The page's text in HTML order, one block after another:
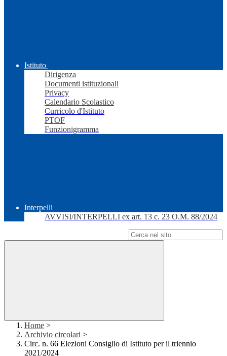
Istituto
Dirigenza
Documenti istituzionali
Privacy
Calendario Scolastico
Curricolo d'Istituto
PTOF
Funzionigramma
Interpelli
AVVISI/INTERPELLI ex art. 13 c. 23 O.M. 88/2024
Home >
Archivio circolari >
Circ. n. 66 Elezioni Consiglio di Istituto per il triennio
2021/2024